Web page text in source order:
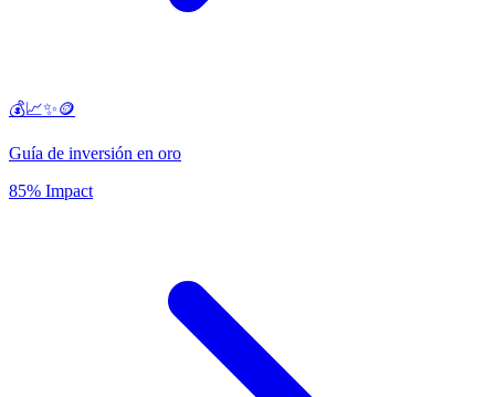
💰📈✨🪙
Guía de inversión en oro
85% Impact